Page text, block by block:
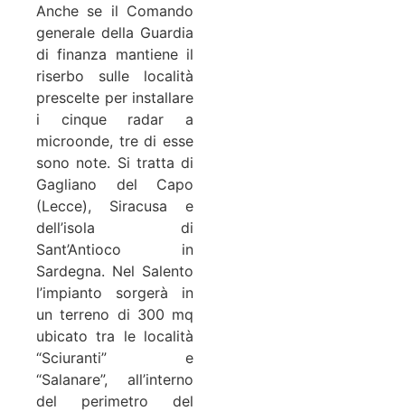
Anche se il Comando
generale della Guardia
di finanza mantiene il
riserbo sulle località
prescelte per installare
i cinque radar a
microonde, tre di esse
sono note. Si tratta di
Gagliano del Capo
(Lecce), Siracusa e
dell’isola di
Sant’Antioco in
Sardegna. Nel Salento
l’impianto sorgerà in
un terreno di 300 mq
ubicato tra le località
“Sciuranti” e
“Salanare”, all’interno
del perimetro del